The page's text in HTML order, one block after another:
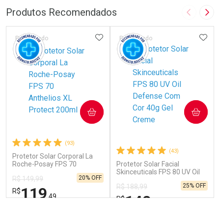
Ver Desconto Convênio Ver Desconto Convênio
Produtos Recomendados Imagem
(93)
Protetor Solar Corporal La
Roche-Posay FPS 70
Anthelios XL Protect 200ml
Patrocinado
R$ 149,99
R$119,49
20% OFF
ADICIONAR AOS FAVORITOS
COMPRAR
(43)
Protetor Solar Facial
Skinceuticals FPS 80 UV Oil
Defense Com Cor 40g Gel
Creme
Patrocinado
R$ 188,99
R$140
25% OFF
COMPRAR